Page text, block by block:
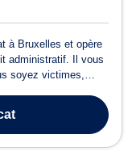
à Bruxelles et opère
administratif. Il vous
soyez victimes,
droit pénal des